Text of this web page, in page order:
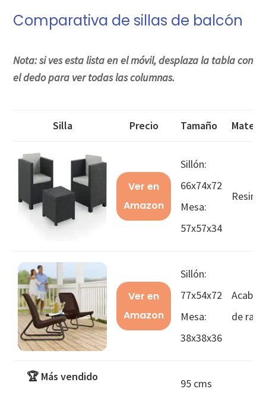
Comparativa de sillas de balcón
Nota: si ves esta lista en el móvil, desplaza la tabla con
el dedo para ver todas las columnas.
Silla Precio Tamaño
Ver en
Amazon
Sillón:
66x74x72
Mesa:
57x57x34
Resina
Ver en
Amazon
Sillón:
77x54x72
Mesa:
38x38x36
de
🏆 Más vendido
95 cms